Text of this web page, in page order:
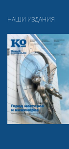
НАШИ ИЗДАНИЯ